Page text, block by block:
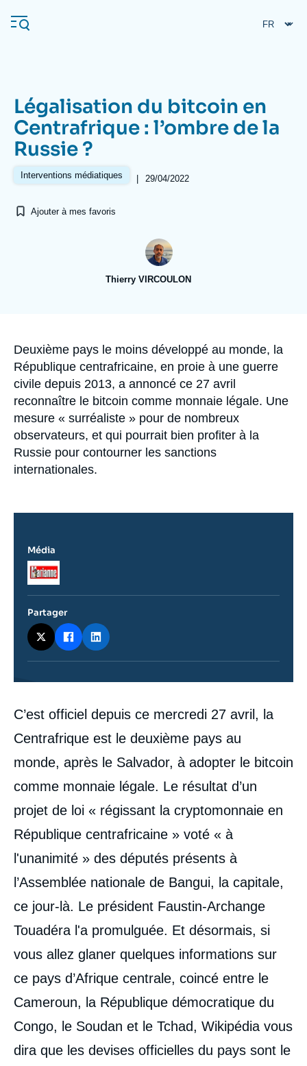
au
contenu
Navigation
principale
L'Ifri
Nous soutenir
À propos de l'Ifri
Proche-Orient
Légalisation du bitcoin en
Centrafrique : l’ombre de la
Russie ?
Interventions médiatiques | 29/04/2022
Ajouter à mes favoris
Thierry VIRCOULON
Accroche
Deuxième pays le moins développé au monde, la
République centrafricaine, en proie à une guerre
civile depuis 2013, a annoncé ce 27 avril
reconnaître le bitcoin comme monnaie légale. Une
mesure « surréaliste » pour de nombreux
observateurs, et qui pourrait bien profiter à la
Russie pour contourner les sanctions
internationales.
Contenu
intervention
médiatique
C’est officiel depuis ce mercredi 27 avril, la
Centrafrique est le deuxième pays au
monde, après le Salvador, à adopter le bitcoin
comme monnaie légale. Le résultat d’un
projet de loi « régissant la cryptomonnaie en
République centrafricaine » voté « à
l'unanimité » des députés présents à
l’Assemblée nationale de Bangui, la capitale,
ce jour-là. Le président Faustin-Archange
Touadéra l'a promulguée. Et désormais, si
vous allez glaner quelques informations sur
ce pays d’Afrique centrale, coincé entre le
Cameroun, la République démocratique du
Congo, le Soudan et le Tchad, Wikipédia vous
dira que les devises officielles du pays sont le
Média
Logo
Partager